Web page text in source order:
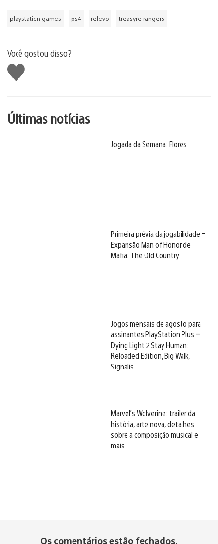
playstation games ps4 relevo treasyre rangers
Você gostou disso?
Curtir
Últimas notícias
Jogada da Semana: Flores
Primeira prévia da jogabilidade –
Expansão Man of Honor de
Mafia: The Old Country
Jogos mensais de agosto para
assinantes PlayStation Plus –
Dying Light 2 Stay Human:
Reloaded Edition, Big Walk,
Signalis
Marvel’s Wolverine: trailer da
história, arte nova, detalhes
sobre a composição musical e
mais
Os comentários estão fechados.